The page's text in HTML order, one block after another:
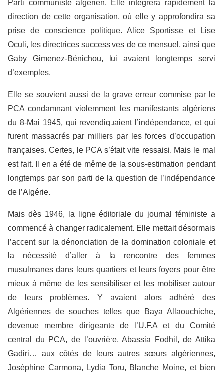
Parti communiste algérien. Elle intégrera rapidement la
direction de cette organisation, où elle y approfondira sa
prise de conscience politique. Alice Sportisse et Lise
Oculi, les directrices successives de ce mensuel, ainsi que
Gaby Gimenez-Bénichou, lui avaient longtemps servi
d’exemples.
Elle se souvient aussi de la grave erreur commise par le
PCA condamnant violemment les manifestants algériens
du 8-Mai 1945, qui revendiquaient l’indépendance, et qui
furent massacrés par milliers par les forces d’occupation
françaises. Certes, le PCA s’était vite ressaisi. Mais le mal
est fait. Il en a été de même de la sous-estimation pendant
longtemps par son parti de la question de l’indépendance
de l’Algérie.
Mais dès 1946, la ligne éditoriale du journal féministe a
commencé à changer radicalement. Elle mettait désormais
l’accent sur la dénonciation de la domination coloniale et
la nécessité d’aller à la rencontre des femmes
musulmanes dans leurs quartiers et leurs foyers pour être
mieux à même de les sensibiliser et les mobiliser autour
de leurs problèmes. Y avaient alors adhéré des
Algériennes de souches telles que Baya Allaouchiche,
devenue membre dirigeante de l’U.F.A et du Comité
central du PCA, de l’ouvrière, Abassia Fodhil, de Attika
Gadiri… aux côtés de leurs autres sœurs algériennes,
Joséphine Carmona, Lydia Toru, Blanche Moine, et bien